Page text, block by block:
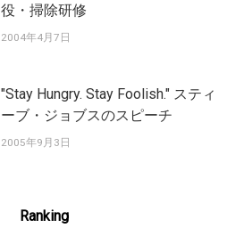
役・掃除研修
2004年4月7日
"Stay Hungry. Stay Foolish." スティ
ーブ・ジョブスのスピーチ
2005年9月3日
Ranking